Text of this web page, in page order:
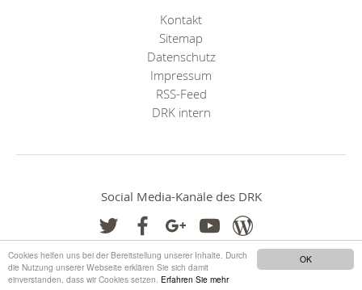
OK
Cookies helfen uns bei der Bereitstellung unserer Inhalte. Durch
die Nutzung unserer Webseite erklären Sie sich damit
einverstanden, dass wir Cookies setzen. Erfahren Sie mehr
Kontakt
Sitemap
Datenschutz
Impressum
RSS-Feed
DRK intern
Social Media-Kanäle des DRK